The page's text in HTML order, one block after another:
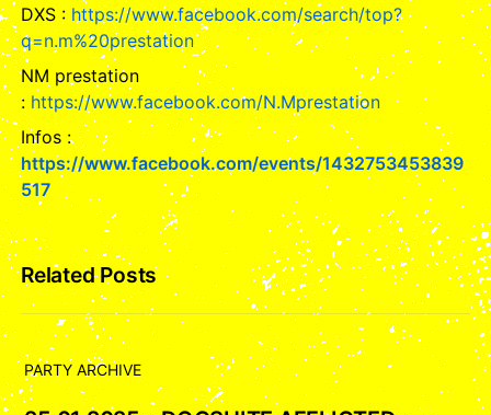
DXS : https://www.facebook.com/search/top?
q=n.m%20prestation
NM prestation
: https://www.facebook.com/N.Mprestation
Infos :
https://www.facebook.com/events/1432753453839
517
Related Posts
PARTY ARCHIVE